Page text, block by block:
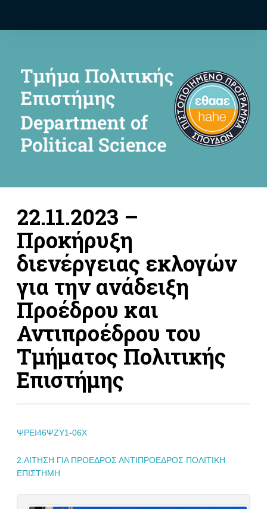
22.11.2023 –
Προκήρυξη
διενέργειας εκλογών
για την ανάδειξη
Προέδρου και
Αντιπροέδρου του
Τμήματος Πολιτικής
Επιστήμης
ΨΡΕΙ46ΨΖΥ1-06Χ
2.ΑΙΤΗΣΗ ΓΙΑ ΠΡΟΕΔΡΟΣ ΑΝΤΙΠΡΟΕΔΡΟΣ ΠΟΛΙΤΙΚΗ
ΕΠΙΣΤΗΜΗ